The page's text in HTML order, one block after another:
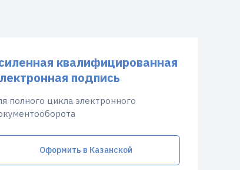
квалифицированная
подпись
полного цикла электронного
Оформить в Казанской